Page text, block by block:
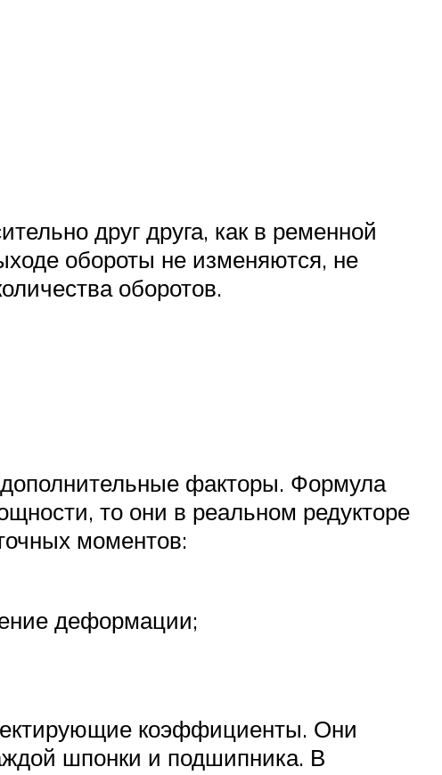
друг друга, как в ременной
обороты не изменяются, не
оборотов.
дополнительные факторы. Формула
то они в реальном редукторе
моментов:
деформации;
коэффициенты. Они
шпонки и подшипника. В